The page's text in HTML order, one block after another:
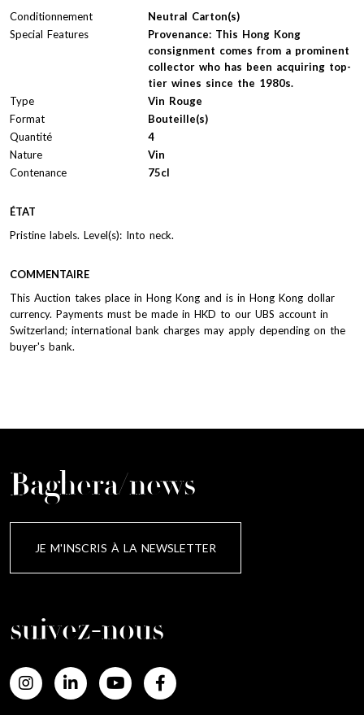
Conditionnement
Neutral Carton(s)
Special Features
Provenance: This Hong Kong
consignment comes from a prominent
collector who has been acquiring top-
tier wines since the 1980s.
Type
Vin Rouge
Format
Bouteille(s)
Quantité
4
Nature
Vin
Contenance
75cl
ÉTAT
Pristine labels. Level(s): Into neck.
COMMENTAIRE
This Auction takes place in Hong Kong and is in Hong Kong dollar
currency. Payments must be made in HKD to our UBS account in
Switzerland; international bank charges may apply depending on the
buyer's bank.
Baghera/news
JE M'INSCRIS À LA NEWSLETTER
suivez-nous